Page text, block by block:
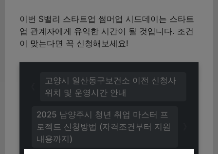
이번 S밸리 스타트업 썸머업 시드데이는 스타트
업 관계자에게 유익한 시간이 될 것입니다. 조건
이 맞는다면 꼭 신청해보세요!
2025 남양주시 청년 취업 마스터 프
로젝트 신청방법 (자격조건부터 지원
내용까지)
고양시 일산동구보건소 이전 신청사
위치 및 운영시간 안내